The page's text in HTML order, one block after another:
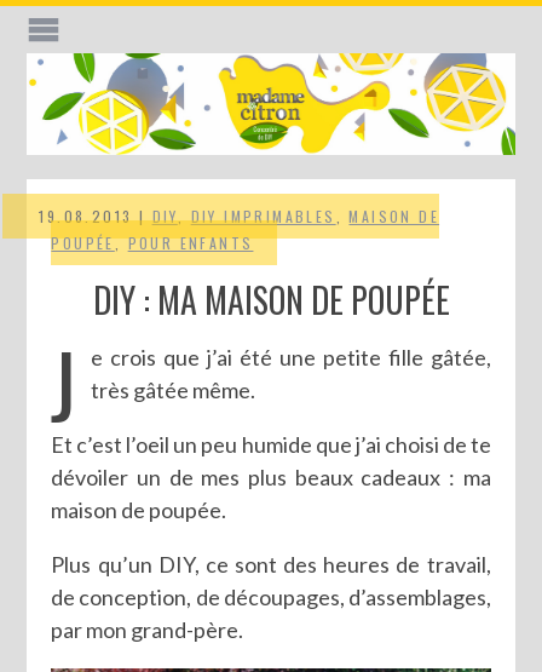
19.08.2013 |DIY,DIY IMPRIMABLES ,MAISON DE
POUPÉE,POUR ENFANTS
DIY : MA MAISON DE POUPÉE
J
e crois que j’ai été une petite fille gâtée,
très gâtée même.
Et c’est l’oeil un peu humide que j’ai choisi de te
dévoiler un de mes plus beaux cadeaux : ma
maison de poupée.
Plus qu’un DIY, ce sont des heures de travail,
de conception, de découpages, d’assemblages,
par mon grand-père.